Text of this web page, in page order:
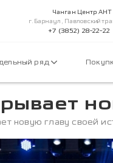
Чанган Центр АНТ
г.Барнаул, Павловский
+7 (3852) 28-22-22
ряд
новую главу своей